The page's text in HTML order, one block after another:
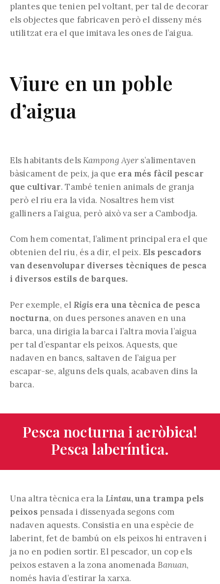
plantes que tenien pel voltant, per tal de decorar
els objectes que fabricaven però el disseny més
utilitzat era el que imitava les ones de l’aigua.
Viure en un poble
d’aigua
Els habitants delsKampong Ayer s’alimentaven
bàsicament de peix, ja que era més fàcil pescar
que cultivar. També tenien animals de granja
però el riu era la vida. Nosaltres hem vist
galliners a l’aigua, però això va ser a Cambodja.
Com hem comentat, l’aliment principal era el que
obtenien del riu, és a dir, el peix. Els pescadors
van desenvolupar diverses tècniques de pesca
i diversos estils de barques.
Per exemple, el Rigis era una tècnica de pesca
nocturna, on dues persones anaven en una
barca, una dirigia la barca i l’altra movia l’aigua
per tal d’espantar els peixos. Aquests, que
nadaven en bancs, saltaven de l’aigua per
escapar-se, alguns dels quals, acabaven dins la
barca.
Pesca nocturna i aeròbica!
Pesca laberíntica.
Una altra tècnica era la Lintau, una trampa pels
peixos pensada i dissenyada segons com
nadaven aquests. Consistia en una espècie de
laberint, fet de bambú on els peixos hi entraven i
ja no en podien sortir. El pescador, un cop els
peixos estaven a la zona anomenada Banuan,
només havia d’estirar la xarxa.